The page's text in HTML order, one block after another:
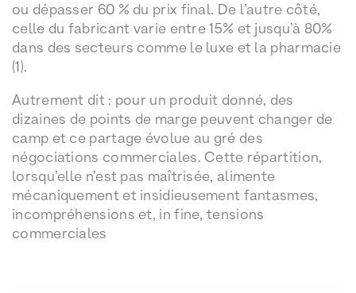
ou dépasser 60 % du prix final. De l’autre côté,
celle du fabricant varie entre 15% et jusqu’à 80%
dans des secteurs comme le luxe et la pharmacie
(1).
Autrement dit : pour un produit donné, des
dizaines de points de marge peuvent changer de
camp et ce partage évolue au gré des
négociations commerciales. Cette répartition,
lorsqu’elle n’est pas maîtrisée, alimente
mécaniquement et insidieusement fantasmes,
incompréhensions et, in fine, tensions
commerciales